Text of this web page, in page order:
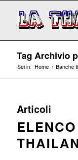
Tag Archivio
Sei in: Home / Banche
Articoli